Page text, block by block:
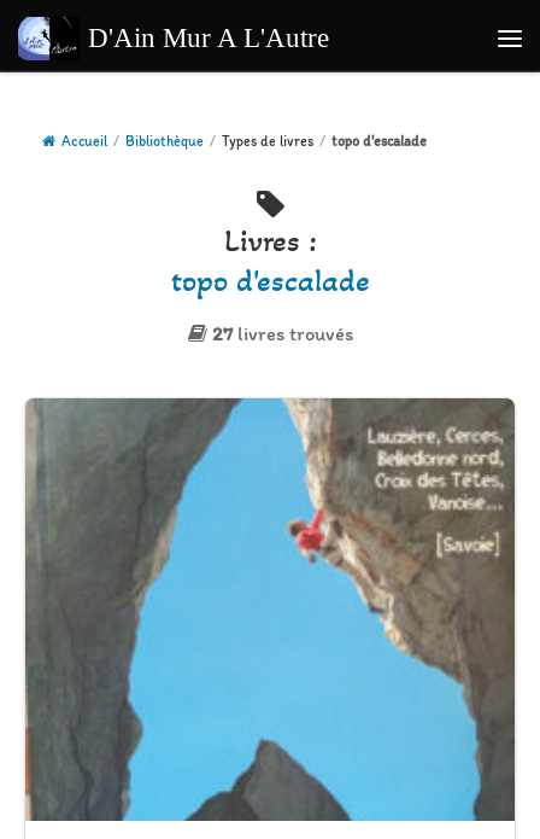
Passer au contenu
D'Ain Mur A L'Autre
Accueil / Bibliothèque / Types de livres / topo d'escalade
Livres :
topo d'escalade
27livres trouvés